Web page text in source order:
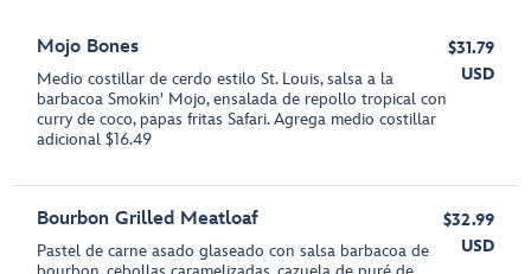
Mojo Bones
Medio costillar de cerdo estilo St. Louis, salsa a la
barbacoa Smokin' Mojo, ensalada de repollo tropical con
curry de coco, papas fritas Safari. Agrega medio costillar
adicional $16.49
$31.79
USD
Bourbon Grilled Meatloaf
Pastel de carne asado glaseado con salsa barbacoa de
$32.99
USD